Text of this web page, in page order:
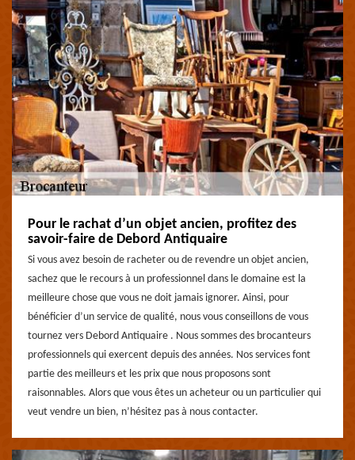
Pour le rachat d’un objet ancien, profitez des
savoir-faire de Debord Antiquaire
Si vous avez besoin de racheter ou de revendre un objet ancien,
sachez que le recours à un professionnel dans le domaine est la
meilleure chose que vous ne doit jamais ignorer. Ainsi, pour
bénéficier d’un service de qualité, nous vous conseillons de vous
tournez vers Debord Antiquaire . Nous sommes des brocanteurs
professionnels qui exercent depuis des années. Nos services font
partie des meilleurs et les prix que nous proposons sont
raisonnables. Alors que vous êtes un acheteur ou un particulier qui
veut vendre un bien, n’hésitez pas à nous contacter.